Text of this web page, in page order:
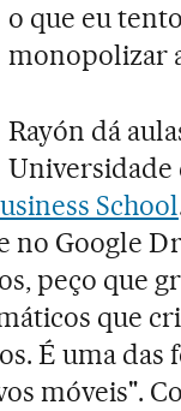
o que eu
monopolizar
Rayón dá
Universidade
School
no Google
peço que
que
É uma das
móveis".